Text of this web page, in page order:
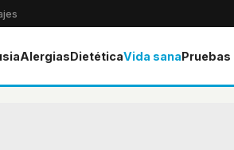
AlergiasDietéticaVida sana